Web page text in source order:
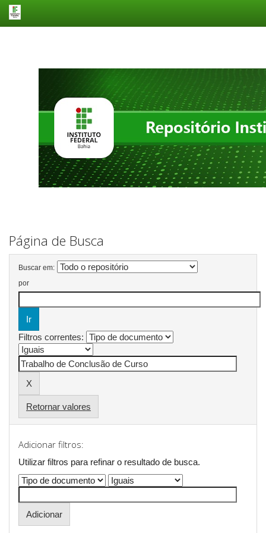
Página de Busca
Buscar em:
por
Filtros correntes:
Retornar valores
Adicionar filtros:
Utilizar filtros para refinar o resultado de busca.